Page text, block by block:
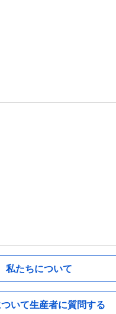
私たちについて
いて生産者に質問する